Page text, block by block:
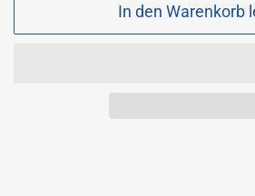
In den Warenkorb